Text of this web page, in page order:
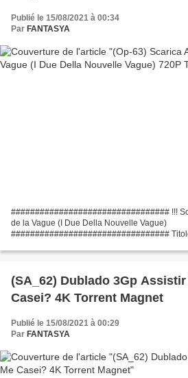
Publié le 15/08/2021 à 00:34
Par FANTASYA
################################# !!!
de la Vague (I Due Della Nouvelle Vague)
#################################
di...
(SA_62) Dublado 3Gp
Casei? 4K Torrent Magnet
Publié le 15/08/2021 à 00:29
Par FANTASYA